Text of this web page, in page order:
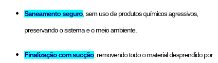
Saneamento seguro , sem uso de produtos químicos agressivos,
preservando o sistema e o meio ambiente.
Finalização com sucção , removendo todo o material desprendido por